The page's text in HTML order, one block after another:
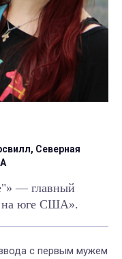
Северная
— главный
на юге США».
с первым мужем